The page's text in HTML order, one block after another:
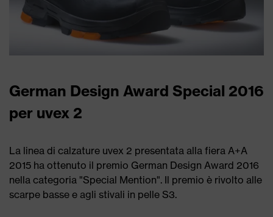
German Design Award Special 2016
per uvex 2
La linea di calzature uvex 2 presentata alla fiera A+A
2015 ha ottenuto il premio German Design Award 2016
nella categoria "Special Mention". Il premio è rivolto alle
scarpe basse e agli stivali in pelle S3.